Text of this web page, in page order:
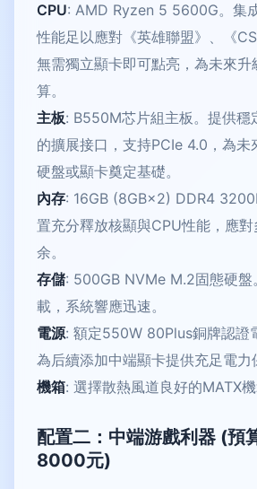
CPU: AMD Ryzen 5 5600G。集
性能足以應對《英雄聯盟》、《
無需獨立顯卡即可點亮，為未來升
算。
主板: B550M芯片組主板。提供穩
的擴展接口，支持PCIe 4.0，為未
硬盤或顯卡奠定基礎。
內存: 16GB (8GB×2) DDR4
置充分釋放核顯與CPU性能，應
余。
存儲: 500GB NVMe M.2固態硬盤
載，系統響應迅速。
電源: 額定550W 80Plus銅牌認證
為后續添加中端顯卡提供充足電力
機箱: 選擇散熱風道良好的MATX機
配置二：中端游戲利器 (
8000元)